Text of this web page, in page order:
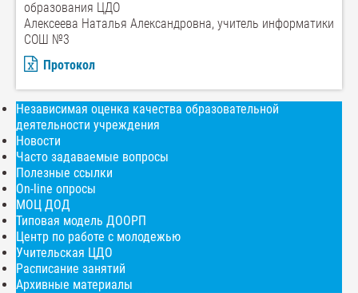
образования ЦДО
Алексеева Наталья Александровна, учитель информатики
СОШ №3
Протокол
Независимая оценка качества образовательной
деятельности учреждения
Новости
Часто задаваемые вопросы
Полезные ссылки
On-line опросы
МОЦ ДОД
Типовая модель ДООРП
Центр по работе с молодежью
Учительская ЦДО
Расписание занятий
Архивные материалы